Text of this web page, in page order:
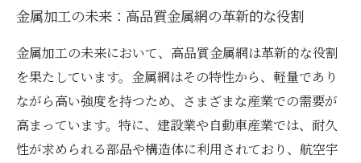
未来への展望：次世代金属網がもたらすイノベ
ーション
金属加工の未来：高品質金属網の革新的な役割
金属加工の未来において、高品質金属網は革新的な役割
を果たしています。金属網はその特性から、軽量であり
ながら高い強度を持つため、さまざまな産業での需要が
高まっています。特に、建設業や自動車産業では、耐久
性が求められる部品や構造体に利用されており、航空宇